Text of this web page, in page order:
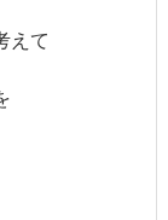
えて